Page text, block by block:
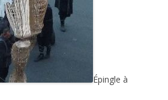
Épingle à